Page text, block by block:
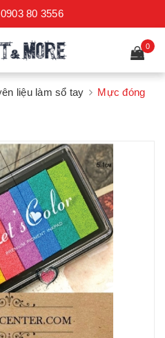
0903 80 3556
0
liệu làm sổ tay
Mực đóng